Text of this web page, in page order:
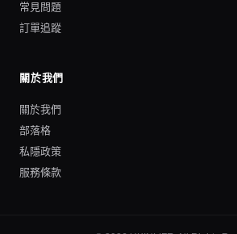
常見問題
訂單追蹤
關於我們
關於我們
部落格
私隱政策
服務條款